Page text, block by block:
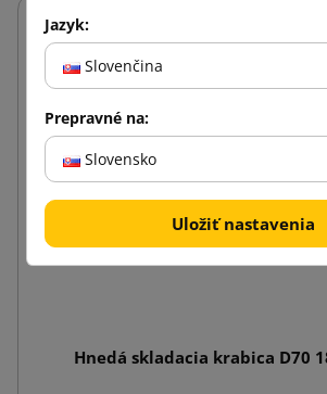
Hnedá skladacia krabica D70
Jazyk:
Slovenčina
Prepravné na:
Slovensko
Uložiť nastavenia